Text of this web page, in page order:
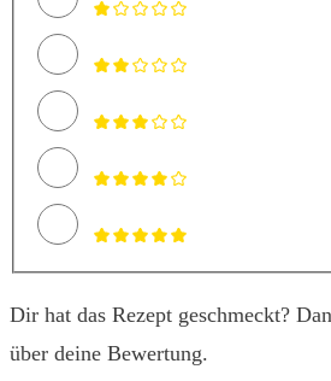
Dir hat das Rezept geschmeckt?
über deine Bewertung.